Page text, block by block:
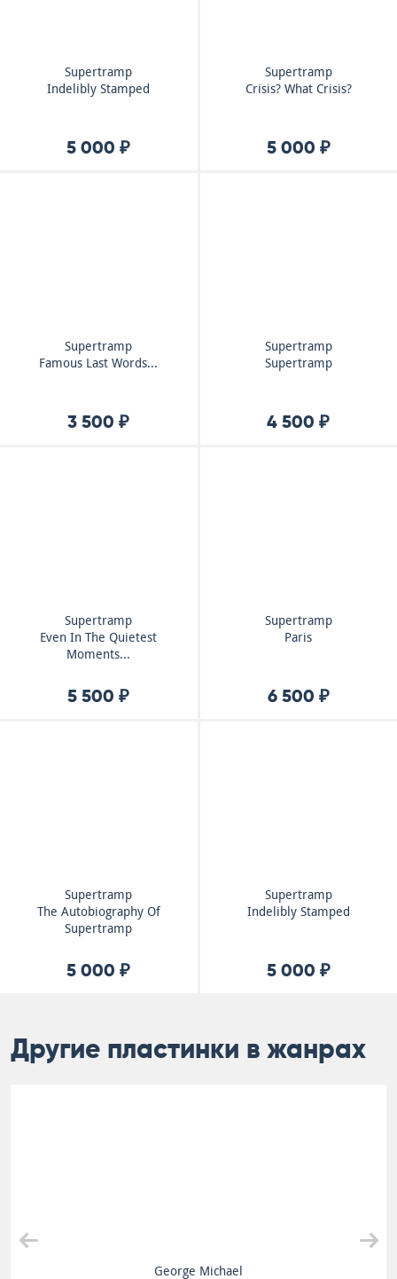
Supertramp
Indelibly Stamped
5 000 ₽
Supertramp
Crisis? What Crisis?
5 000 ₽
Supertramp
Famous Last Words...
3 500 ₽
Supertramp
Supertramp
4 500 ₽
Supertramp
Even In The Quietest
Moments...
5 500 ₽
Supertramp
Paris
6 500 ₽
Supertramp
The Autobiography Of
Supertramp
5 000 ₽
Supertramp
Indelibly Stamped
5 000 ₽
Другие пластинки в жанрах
George Michael